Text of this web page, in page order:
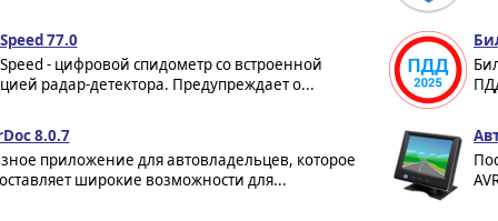
77.0
- цифровой спидометр со встроенной
радар-детектора. Предупреждает о...
8.0.7
приложение для автовладельцев, которое
широкие возможности для...